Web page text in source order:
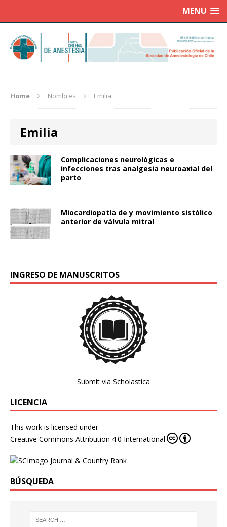
MENU
Home Nombres Emilia
Emilia
Complicaciones neurológicas e
infecciones tras analgesia neuroaxial del
parto
Miocardiopatía de y movimiento sistólico
anterior de válvula mitral
INGRESO DE MANUSCRITOS
Submit via Scholastica
LICENCIA
This work is licensed under
Creative Commons Attribution 4.0 International
BÚSQUEDA